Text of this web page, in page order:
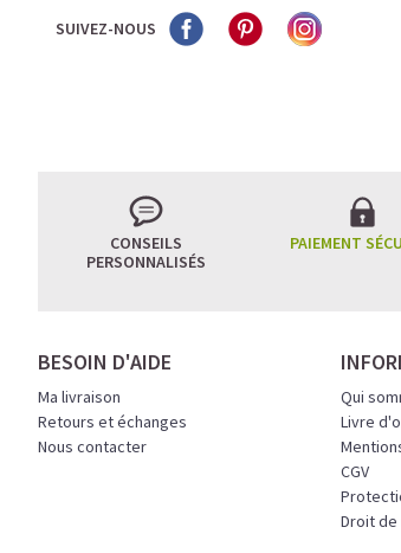
SUIVEZ-NOUS
CONSEILS
PERSONNALISÉS
PAIEMENT
BESOIN D'AIDE
Ma livraison
Retours et échanges
Nous contacter
Qui
Livre
CGV
Droit